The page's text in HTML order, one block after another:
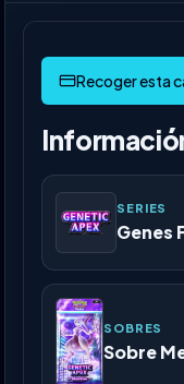
SERIES
Genes
SOBRES
Sobre